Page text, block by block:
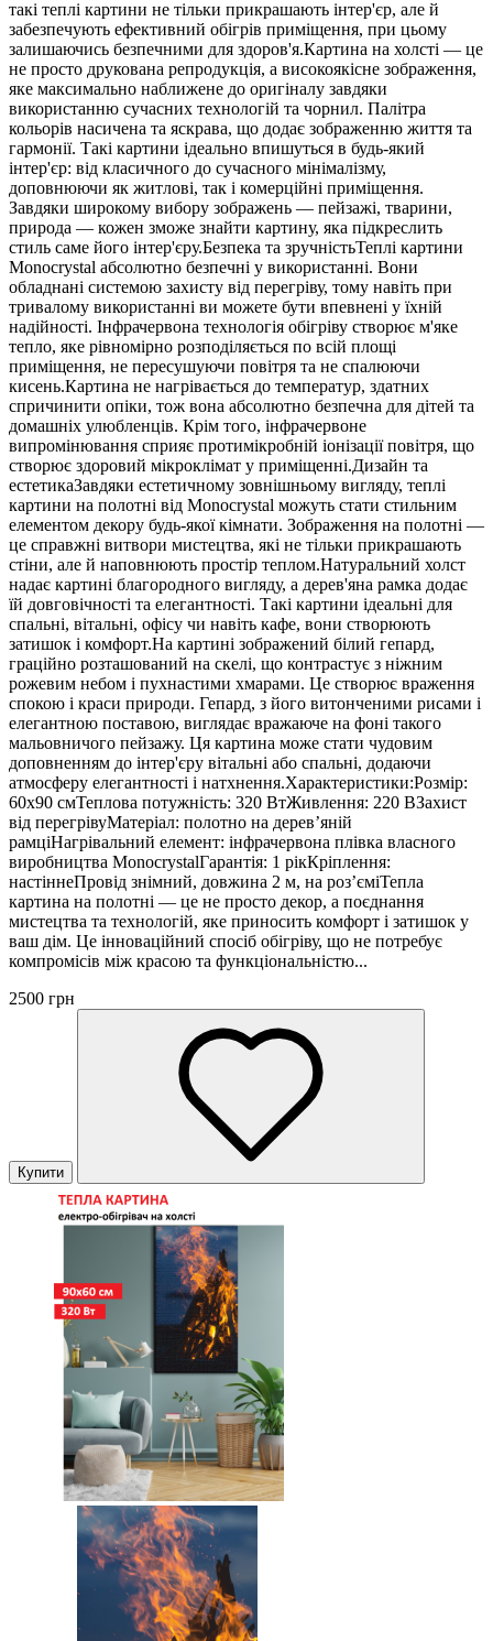
такі теплі картини не тільки прикрашають інтер'єр, але й
забезпечують ефективний обігрів приміщення, при цьому
залишаючись безпечними для здоров'я.Картина на холсті — це
не просто друкована репродукція, а високоякісне зображення,
яке максимально наближене до оригіналу завдяки
використанню сучасних технологій та чорнил. Палітра
кольорів насичена та яскрава, що додає зображенню життя та
гармонії. Такі картини ідеально впишуться в будь-який
інтер'єр: від класичного до сучасного мінімалізму,
доповнюючи як житлові, так і комерційні приміщення.
Завдяки широкому вибору зображень — пейзажі, тварини,
природа — кожен зможе знайти картину, яка підкреслить
стиль саме його інтер'єру.Безпека та зручністьТеплі картини
Monocrystal абсолютно безпечні у використанні. Вони
обладнані системою захисту від перегріву, тому навіть при
тривалому використанні ви можете бути впевнені у їхній
надійності. Інфрачервона технологія обігріву створює м'яке
тепло, яке рівномірно розподіляється по всій площі
приміщення, не пересушуючи повітря та не спалюючи
кисень.Картина не нагрівається до температур, здатних
спричинити опіки, тож вона абсолютно безпечна для дітей та
домашніх улюбленців. Крім того, інфрачервоне
випромінювання сприяє протимікробній іонізації повітря, що
створює здоровий мікроклімат у приміщенні.Дизайн та
естетикаЗавдяки естетичному зовнішньому вигляду, теплі
картини на полотні від Monocrystal можуть стати стильним
елементом декору будь-якої кімнати. Зображення на полотні —
це справжні витвори мистецтва, які не тільки прикрашають
стіни, але й наповнюють простір теплом.Натуральний холст
надає картині благородного вигляду, а дерев'яна рамка додає
їй довговічності та елегантності. Такі картини ідеальні для
спальні, вітальні, офісу чи навіть кафе, вони створюють
затишок і комфорт.На картині зображений білий гепард,
граційно розташований на скелі, що контрастує з ніжним
рожевим небом і пухнастими хмарами. Це створює враження
спокою і краси природи. Гепард, з його витонченими рисами і
елегантною поставою, виглядає вражаюче на фоні такого
мальовничого пейзажу. Ця картина може стати чудовим
доповненням до інтер'єру вітальні або спальні, додаючи
атмосферу елегантності і натхнення.Характеристики:Розмір:
60х90 смТеплова потужність: 320 ВтЖивлення: 220 ВЗахист
від перегрівуМатеріал: полотно на дерев’яній
рамціНагрівальний елемент: інфрачервона плівка власного
виробництва MonocrystalГарантія: 1 рікКріплення:
настіннеПровід знімний, довжина 2 м, на роз’єміТепла
картина на полотні — це не просто декор, а поєднання
мистецтва та технологій, яке приносить комфорт і затишок у
ваш дім. Це інноваційний спосіб обігріву, що не потребує
компромісів між красою та функціональністю...
2500 грн
Купити